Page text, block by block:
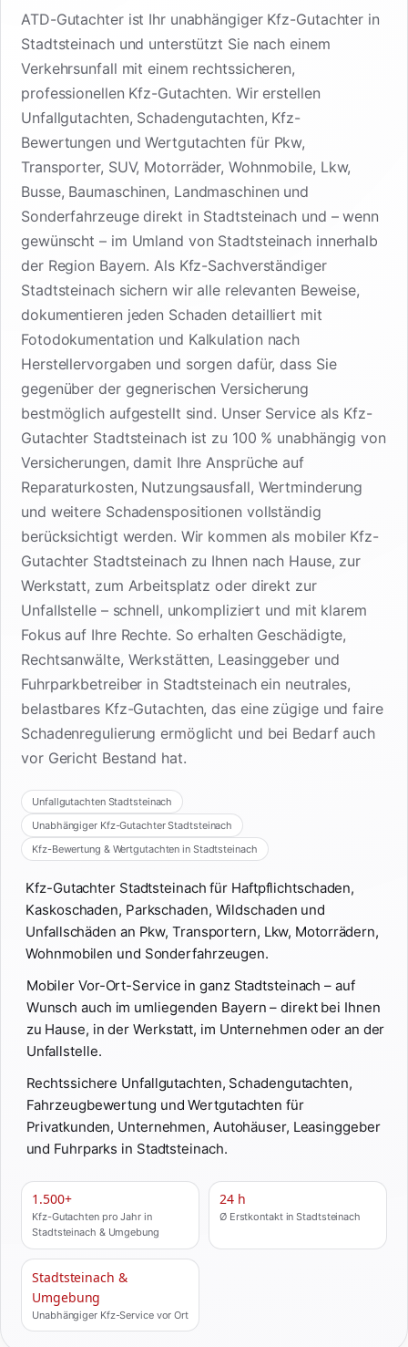
ATD-Gutachter ist Ihr unabhängiger Kfz-Gutachter in
Stadtsteinach und unterstützt Sie nach einem
Verkehrsunfall mit einem rechtssicheren,
professionellen Kfz-Gutachten. Wir erstellen
Unfallgutachten, Schadengutachten, Kfz-
Bewertungen und Wertgutachten für Pkw,
Transporter, SUV, Motorräder, Wohnmobile, Lkw,
Busse, Baumaschinen, Landmaschinen und
Sonderfahrzeuge direkt in Stadtsteinach und – wenn
gewünscht – im Umland von Stadtsteinach innerhalb
der Region Bayern. Als Kfz-Sachverständiger
Stadtsteinach sichern wir alle relevanten Beweise,
dokumentieren jeden Schaden detailliert mit
Fotodokumentation und Kalkulation nach
Herstellervorgaben und sorgen dafür, dass Sie
gegenüber der gegnerischen Versicherung
bestmöglich aufgestellt sind. Unser Service als Kfz-
Gutachter Stadtsteinach ist zu 100 % unabhängig von
Versicherungen, damit Ihre Ansprüche auf
Reparaturkosten, Nutzungsausfall, Wertminderung
und weitere Schadenspositionen vollständig
berücksichtigt werden. Wir kommen als mobiler Kfz-
Gutachter Stadtsteinach zu Ihnen nach Hause, zur
Werkstatt, zum Arbeitsplatz oder direkt zur
Unfallstelle – schnell, unkompliziert und mit klarem
Fokus auf Ihre Rechte. So erhalten Geschädigte,
Rechtsanwälte, Werkstätten, Leasinggeber und
Fuhrparkbetreiber in Stadtsteinach ein neutrales,
belastbares Kfz-Gutachten, das eine zügige und faire
Schadenregulierung ermöglicht und bei Bedarf auch
vor Gericht Bestand hat.
Unfallgutachten Stadtsteinach
Unabhängiger Kfz-Gutachter Stadtsteinach
Kfz-Bewertung & Wertgutachten in Stadtsteinach
Kfz-Gutachter Stadtsteinach für Haftpflichtschaden,
Kaskoschaden, Parkschaden, Wildschaden und
Unfallschäden an Pkw, Transportern, Lkw, Motorrädern,
Wohnmobilen und Sonderfahrzeugen.
Mobiler Vor-Ort-Service in ganz Stadtsteinach – auf
Wunsch auch im umliegenden Bayern – direkt bei Ihnen
zu Hause, in der Werkstatt, im Unternehmen oder an der
Unfallstelle.
Rechtssichere Unfallgutachten, Schadengutachten,
Fahrzeugbewertung und Wertgutachten für
Privatkunden, Unternehmen, Autohäuser, Leasinggeber
und Fuhrparks in Stadtsteinach.
1.500+
Kfz-Gutachten pro Jahr in
Stadtsteinach & Umgebung
24 h
Ø Erstkontakt in Stadtsteinach
Stadtsteinach &
Umgebung
Unabhängiger Kfz-Service vor Ort